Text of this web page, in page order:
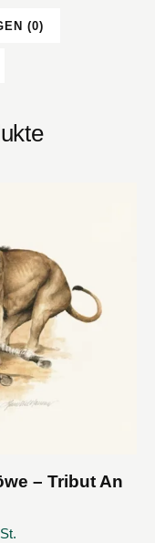
(0)
– Tribut An